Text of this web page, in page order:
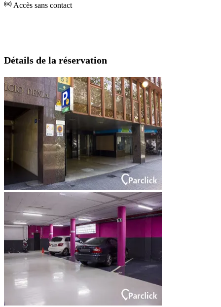
Accès sans contact
Détails de la réservation